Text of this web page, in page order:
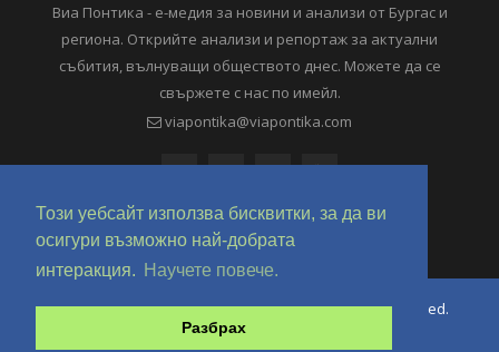
Този уебсайт използва бисквитки, за да ви
осигури възможно най-добрата
интеракция.
Научете повече.
Разбрах
Виа Понтика - е-медия за новини и анализи от Бургас и
региона. Открийте анализи и репортаж за актуални
събития, вълнуващи обществото днес. Можете да се
свържете с нас по имейл.
viapontika@viapontika.com
Copyright © 2018-2024 ViaPontika.com. All Rights Reserved.
Development @ OverHertz Ltd